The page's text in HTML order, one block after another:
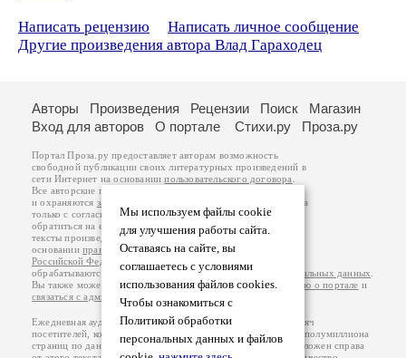
Написать рецензию
Написать личное сообщение
Другие произведения автора Влад Гараходец
Мы используем файлы cookie
для улучшения работы сайта.
Оставаясь на сайте, вы
соглашаетесь с условиями
использования файлов cookies.
Чтобы ознакомиться с
Политикой обработки
персональных данных и файлов
Авторы Произведения Рецензии Поиск
Магазин
Вход для авторов
О портале Стихи.ру Проза.ру
Портал Проза.ру предоставляет авторам возможность
свободной публикации своих литературных произведений в
сети Интернет на основаниипользовательского договора
Все авторские права на произведения принадлежат авторам
и охраняются законом
. Перепечатка произведений возможна
только с согласия его автора, к которому вы можете
обратиться на его авторской странице. Ответственность за
тексты произведений авторы несут самостоятельно на
основанииправил публикацииизаконодательства
Российской Федерации
обрабатываются на основанииПолитики обработки персональных данных
Вы также можете посмотреть более подробнуюинформацию о портале и
связаться с администрацией
Ежедневная аудитория портала Проза.ру – порядка 100 тысяч
посетителей, которые в общей сумме просматривают более полумиллиона
страниц по данным счетчика посещаемости, который расположен справа